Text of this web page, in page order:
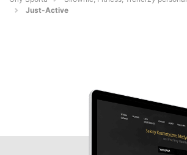
Just-Active